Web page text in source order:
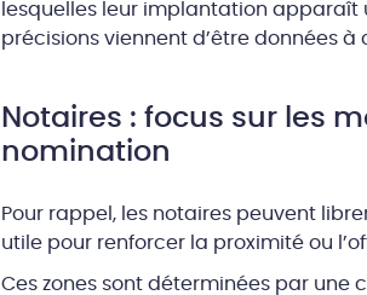
lesquelles leur implantation apparaît
précisions viennent d’être données à
Notaires : focus sur les
nomination
Pour rappel, les notaires peuvent
utile pour renforcer la proximité ou
Ces zones sont déterminées par une